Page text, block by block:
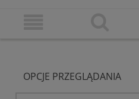
OPCJE PRZEGLĄDANIA